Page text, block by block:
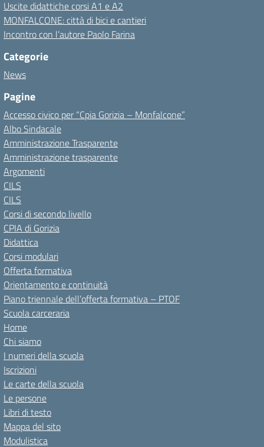
Uscite didattiche corsi A1 e A2
MONFALCONE: città di bici e cantieri
Incontro con l’autore Paolo Farina
Categorie
News
Pagine
Accesso civico per “Cpia Gorizia – Monfalcone”
Albo Sindacale
Amministrazione Trasparente
Amministrazione trasparente
Argomenti
CILS
CILS
Corsi di secondo livello
CPIA di Gorizia
Didattica
Corsi modulari
Offerta formativa
Orientamento e continuità
Piano triennale dell’offerta formativa – PTOF
Scuola carceraria
Home
Chi siamo
I numeri della scuola
Iscrizioni
Le carte della scuola
Le persone
Libri di testo
Mappa del sito
Modulistica